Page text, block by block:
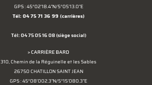
GPS : 45°02'18.4"N/5°05'13.0"E
Tél: 04 75 71 36 99 (carrières)
Tél: 04 75 05 16 08 (siège social)
> CARRIÈRE BARD
310, Chemin de la Réguinelle et les Sables
26750 CHATILLON SAINT JEAN
GPS : 45°08'002.3"N/5°15'080.3"E